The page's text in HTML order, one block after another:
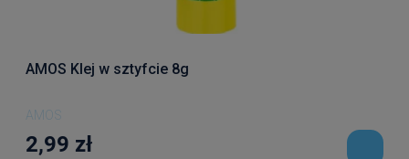
AMOS Klej w sztyfcie 8g
AMOS
2,99 zł